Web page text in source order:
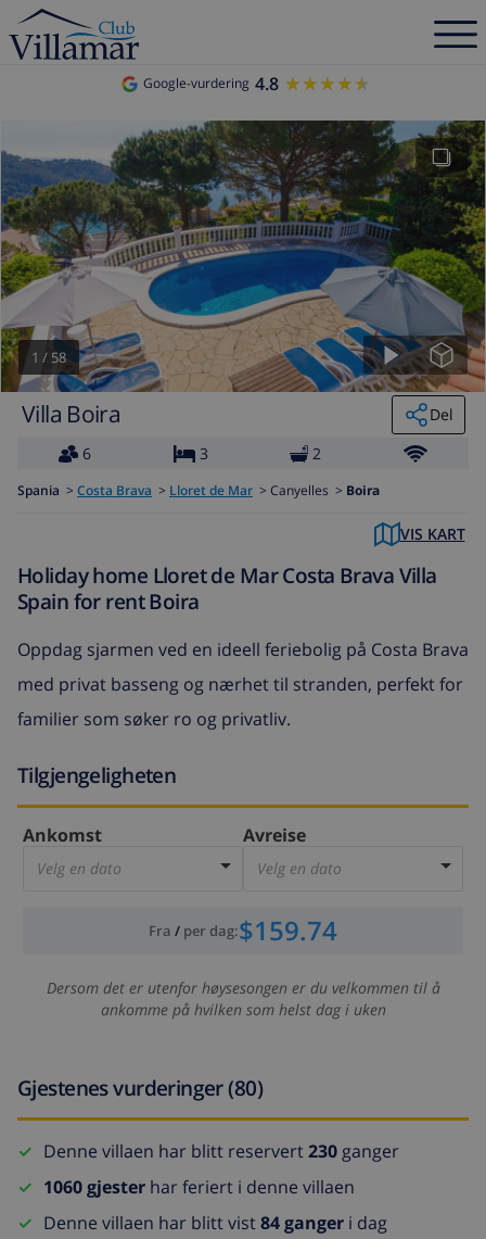
Google-vurdering 4.8 ★★★★★
★★★★★
1 / 58
Villa Boira
Del
6
3 2
Spania > Costa Brava > Lloret de Mar > Canyelles > Boira
VIS KART
Holiday home Lloret de Mar Costa Brava Villa
Spain for rent Boira
Oppdag sjarmen ved en ideell feriebolig på Costa Brava
med privat basseng og nærhet til stranden, perfekt for
familier som søker ro og privatliv.
Tilgjengeligheten
Ankomst
Velg en dato
Avreise
Velg en dato
Fra / per dag:$159.74
Dersom det er utenfor høysesongen er du velkommen til å
ankomme på hvilken som helst dag i uken
Gjestenes vurderinger (80)
Denne villaen har blitt reservert230ganger
1060 gjester har feriert i denne villaen
Denne villaen har blitt vist84 ganger i dag